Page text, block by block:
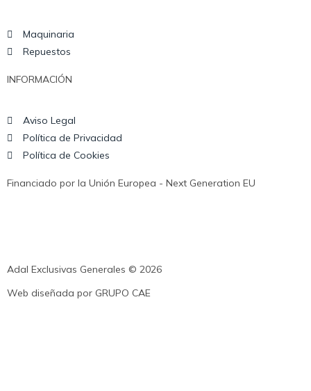
Maquinaria
Repuestos
INFORMACIÓN
Aviso Legal
Política de Privacidad
Política de Cookies
Financiado por la Unión Europea - Next Generation EU
Adal Exclusivas Generales © 2026
Web diseñada por GRUPO CAE